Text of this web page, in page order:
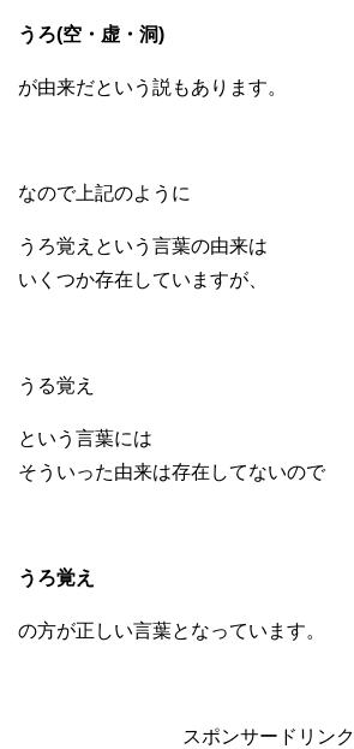
うろ(空・虚・洞)
が由来だという説もあります。
なので上記のように
うろ覚えという言葉の由来は
いくつか存在していますが、
うる覚え
という言葉には
そういった由来は存在してないので
うろ覚え
の方が正しい言葉となっています。
スポンサードリンク